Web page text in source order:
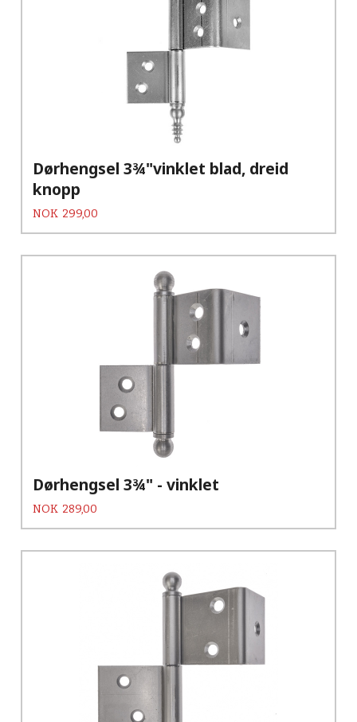
Dørhengsel 3¾"vinklet blad, dreid
knopp
Pris
NOK 299,00
Dørhengsel 3¾" - vinklet
Pris
NOK 289,00